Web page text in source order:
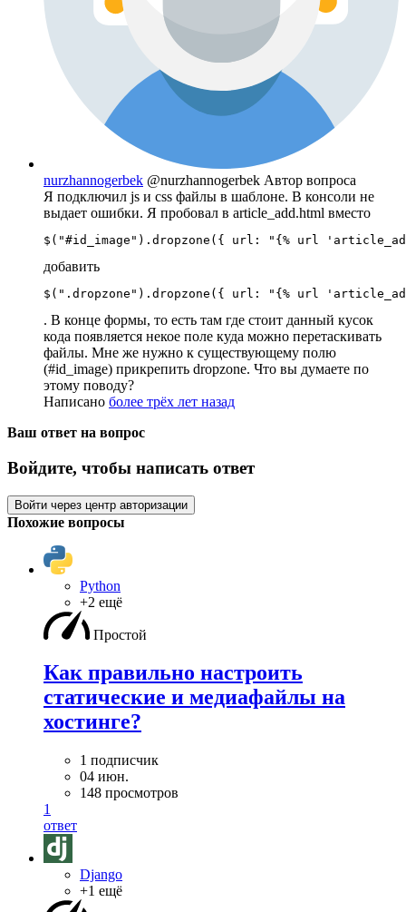
nurzhannogerbek @nurzhannogerbek Автор вопроса
Я подключил js и сss файлы в шаблоне. В консоли не
выдает ошибки. Я пробовал в article_add.html вместо
$("#id_image").dropzone({ url: "{% url
добавить
$(".dropzone").dropzone({ url: "{% url
. В конце формы, то есть там где стоит данный кусок
кода появляется некое поле куда можно перетаскивать
файлы. Мне же нужно к существующему полю
(#id_image) прикрепить dropzone. Что вы думаете по
этому поводу?
Написано более трёх лет назад
Ваш ответ на вопрос
Войдите, чтобы написать ответ
Войти через центр авторизации
Похожие вопросы
Python
+2 ещё
Простой
Как правильно настроить
статические и медиафайлы на
хостинге?
1 подписчик
04 июн.
148 просмотров
1
ответ
Django
+1 ещё